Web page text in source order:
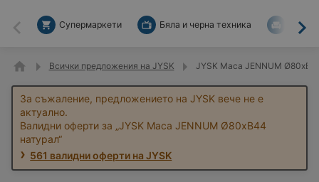
Назад
Супермаркети Бяла и черна техника За
Всички предложения на JYSK JYSK Маса JENNUM
За съжаление, предложението на JYSK вече не е
актуално.
Валидни оферти за „JYSK Маса JENNUM Ø80xВ44
натурал“
561 валидни оферти на JYSK